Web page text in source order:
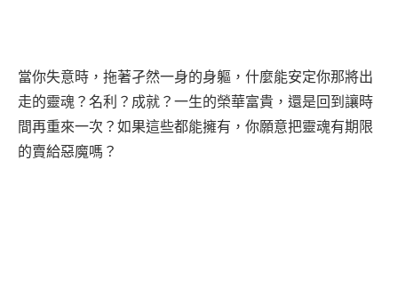
當你失意時，拖著孑然一身的身軀，什麼能安定你那將出
走的靈魂？名利？成就？一生的榮華富貴，還是回到讓時
間再重來一次？如果這些都能擁有，你願意把靈魂有期限
的賣給惡魔嗎？